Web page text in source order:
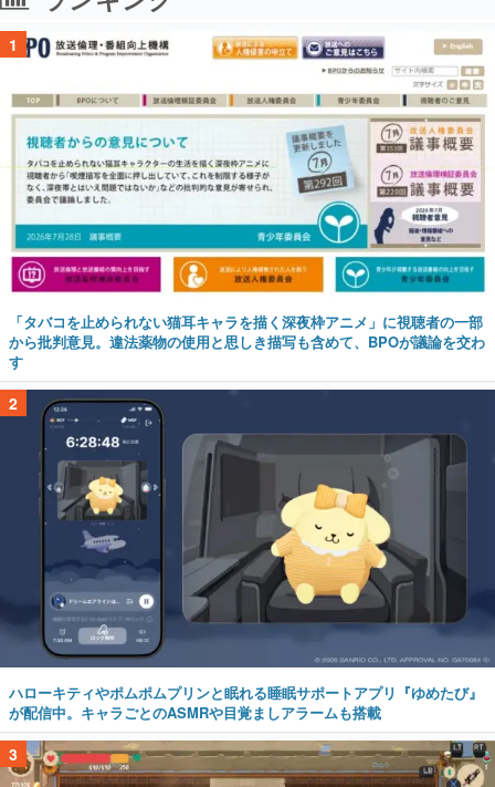
1
「タバコを止められない猫耳キャラを描く深夜枠アニメ」に視聴者の一部
から批判意見。違法薬物の使用と思しき描写も含めて、BPOが議論を交わ
す
2
ハローキティやポムポムプリンと眠れる睡眠サポートアプリ『ゆめたび』
が配信中。キャラごとのASMRや目覚ましアラームも搭載
3